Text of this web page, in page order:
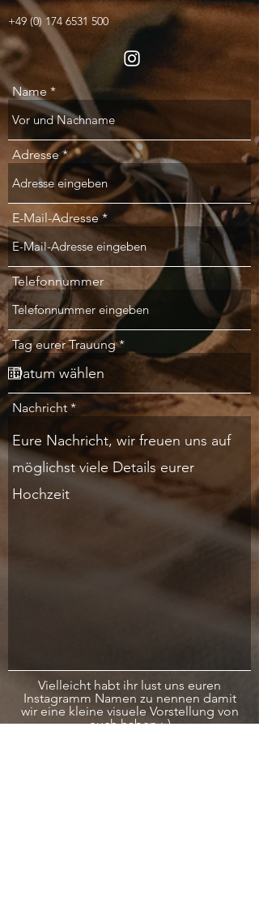
+49 (0) 174 6531 500
Name
Adresse
E-Mail-Adresse
Telefonnummer
Tag eurer Trauung *r
e
i
r
e
d
Nachricht
Vielleicht habt ihr lust uns euren
Instagramm Namen zu nennen damit
wir eine kleine visuele Vorstellung von
euch haben :-)